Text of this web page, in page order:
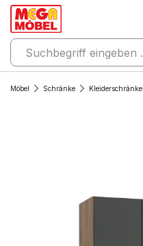
Möbel Schränke Kleiderschränke